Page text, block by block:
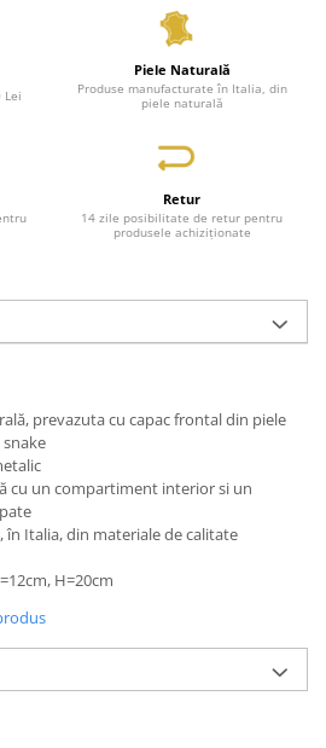
Lei
Piele Naturală
Produse manufacturate în Italia, din
piele naturală
Retur
14 zile posibilitate de retur pentru
produsele achiziționate
prevazuta cu capac frontal din piele
cu un compartiment interior si un
în Italia, din materiale de calitate
H=20cm